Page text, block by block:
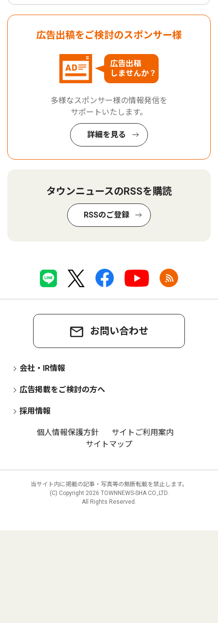
広告出稿をご検討のスポンサー様
広告出稿
しませんか？
多様なスポンサー様の情報発信を
サポートいたします。
詳細を見る
タウンニュースのRSSを購読
RSSのご登録
お問い合わせ
会社・IR情報
広告掲載をご検討の方へ
採用情報
個人情報保護方針
サイトご利用案内
サイトマップ
当サイト内に掲載の記事・写真等の無断転載を禁止します。
(C) Copyright 2026 TOWNNEWS-SHA CO.,LTD.
All Rights Reserved.